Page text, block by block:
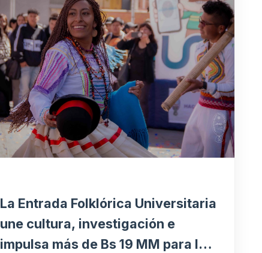
La Entrada Folklórica Universitaria
une cultura, investigación e
impulsa más de Bs 19 MM para la